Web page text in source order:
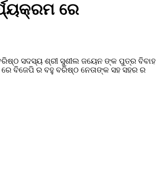
ରେ
ସଦସ୍ୟ ଶ୍ରୀ ସୁଶୀଲ ଜୟେନ ଙ୍କ ପୁତ୍ର ବିବାହ
ବିଜେପି ର ବହୁ ବରିଷ୍ଠ ନେତାଙ୍କ ସହ ସହର ର